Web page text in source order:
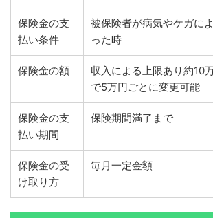
保険金の支
払い条件
被保険者が病気やケガに
った時
保険金の額
収入による上限あり約10
で5万円ごとに変更可能
保険金の支
払い期間
保険期間満了まで
保険金の受
け取り方
毎月一定金額